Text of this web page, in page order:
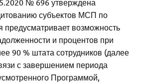
№ 696 утверждена
субъектов МСП по
предусматривает возможность
и процентов при
90 % штата сотрудников (далее
с завершением периода
Программой,